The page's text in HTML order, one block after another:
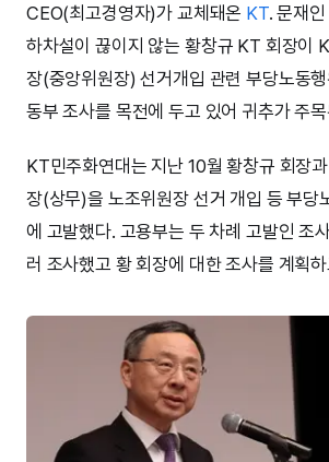
CEO(최고경영자)가 교체돼온 KT. 문재
하차설이 끊이지 않는 황창규 KT 회장이
장(중앙위원장) 선거개입 관련 부당노동
동부 조사를 목전에 두고 있어 귀추가 주
KT민주화연대는 지난 10월 황창규 회장
장(상무)을 노조위원장 선거 개입 등 부당
에 고발했다. 고용부는 두 차례 고발인 조
러 조사했고 황 회장에 대한 조사를 계획